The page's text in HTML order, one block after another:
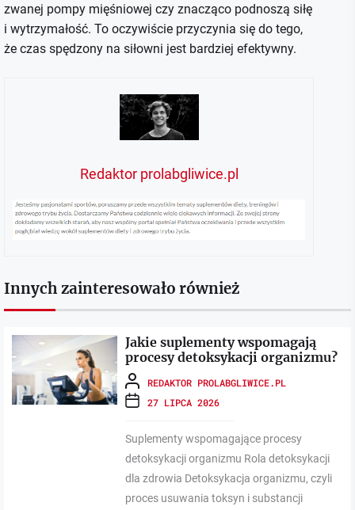
zwanej pompy mięśniowej czy znacząco podnoszą siłę
i wytrzymałość. To oczywiście przyczynia się do tego,
że czas spędzony na siłowni jest bardziej efektywny.
Redaktor prolabgliwice.pl
Innych zainteresowało również
Jakie suplementy wspomagają
procesy detoksykacji organizmu?
REDAKTOR PROLABGLIWICE.PL
27 LIPCA 2026
Suplementy wspomagające procesy
detoksykacji organizmu Rola detoksykacji
dla zdrowia Detoksykacja organizmu, czyli
proces usuwania toksyn i substancji